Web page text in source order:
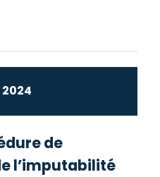
2024
de
l’imputabilité